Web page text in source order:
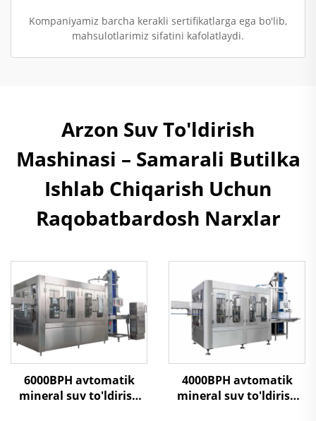
Kompaniyamiz barcha kerakli sertifikatlarga ega bo'lib,
mahsulotlarimiz sifatini kafolatlaydi.
Arzon Suv To'ldirish
Mashinasi – Samarali Butilka
Ishlab Chiqarish Uchun
Raqobatbardosh Narxlar
6000BPH avtomatik
mineral suv to'ldirish
4000BPH avtomatik
mineral suv to'ldirish